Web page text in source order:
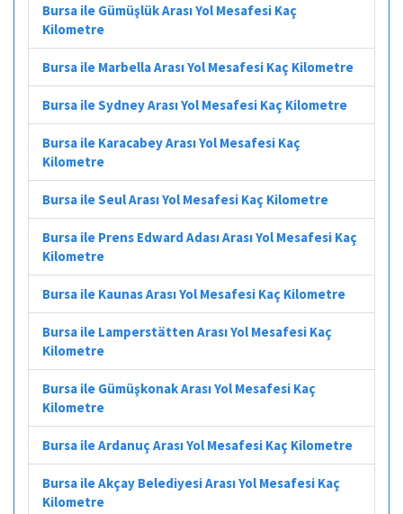
Bursa ile Gümüşlük Arası Yol Mesafesi Kaç
Kilometre
Bursa ile Marbella Arası Yol Mesafesi Kaç Kilometre
Bursa ile Sydney Arası Yol Mesafesi Kaç Kilometre
Bursa ile Karacabey Arası Yol Mesafesi Kaç
Kilometre
Bursa ile Seul Arası Yol Mesafesi Kaç Kilometre
Bursa ile Prens Edward Adası Arası Yol Mesafesi Kaç
Kilometre
Bursa ile Kaunas Arası Yol Mesafesi Kaç Kilometre
Bursa ile Lamperstätten Arası Yol Mesafesi Kaç
Kilometre
Bursa ile Gümüşkonak Arası Yol Mesafesi Kaç
Kilometre
Bursa ile Ardanuç Arası Yol Mesafesi Kaç Kilometre
Bursa ile Akçay Belediyesi Arası Yol Mesafesi Kaç
Kilometre